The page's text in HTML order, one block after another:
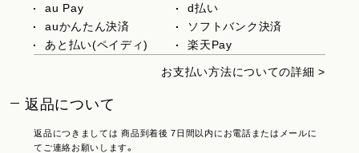
au Pay
d払い
auかんたん決済
ソフトバンク決済
あと払い(ペイディ)
楽天Pay
お支払い方法についての詳細 >
返品について
返品につきましては 商品到着後 7日間以内にお電話またはメールに
てご連絡お願いします。